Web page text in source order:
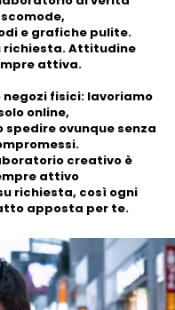
scomode,
e grafiche pulite.
richiesta. Attitudine
attiva.
negozi fisici: lavoriamo
online,
spedire ovunque senza
creativo è
attivo
richiesta, così ogni
apposta per te.